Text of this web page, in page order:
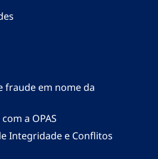
fraude em nome da
a OPAS
Integridade e Conflitos